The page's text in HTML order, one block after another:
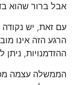
אבל ברור שהוא
עם זאת, יש
הרגע הזה אינו
ההזדמנויות,
הממשלה עצמה